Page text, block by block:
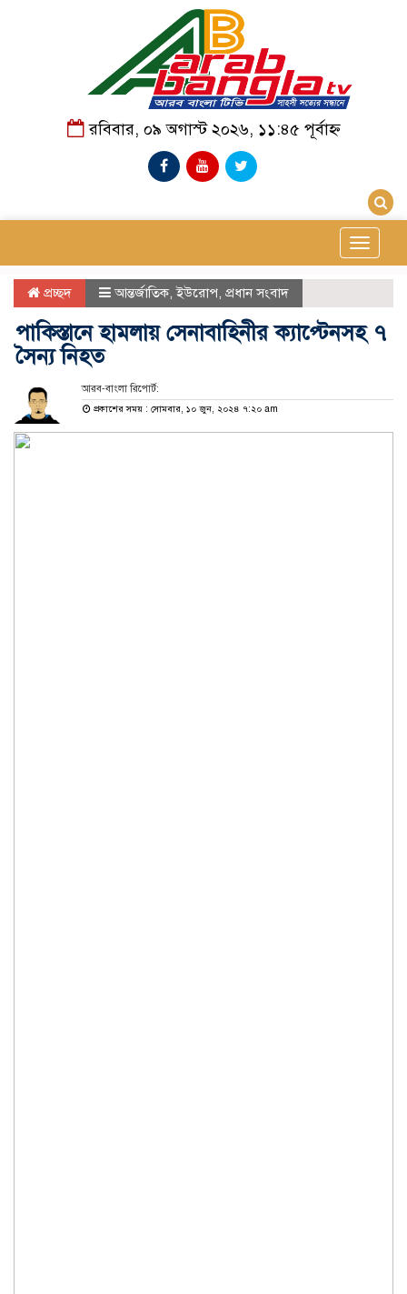
রবিবার, ০৯ অগাস্ট ২০২৬, ১১:৪৫ পূর্বাহ্ন
Toggle
প্রচ্ছদ আন্তর্জাতিক,ইউরোপ, প্রধান সংবাদ
পাকিস্তানে হামলায় সেনাবাহিনীর ক্যাপ্টেনসহ ৭
সৈন্য নিহত
আরব-বাংলা রিপোর্ট:
প্রকাশের সময় : সোমবার, ১০ জুন, ২০২৪ ৭:২০ am